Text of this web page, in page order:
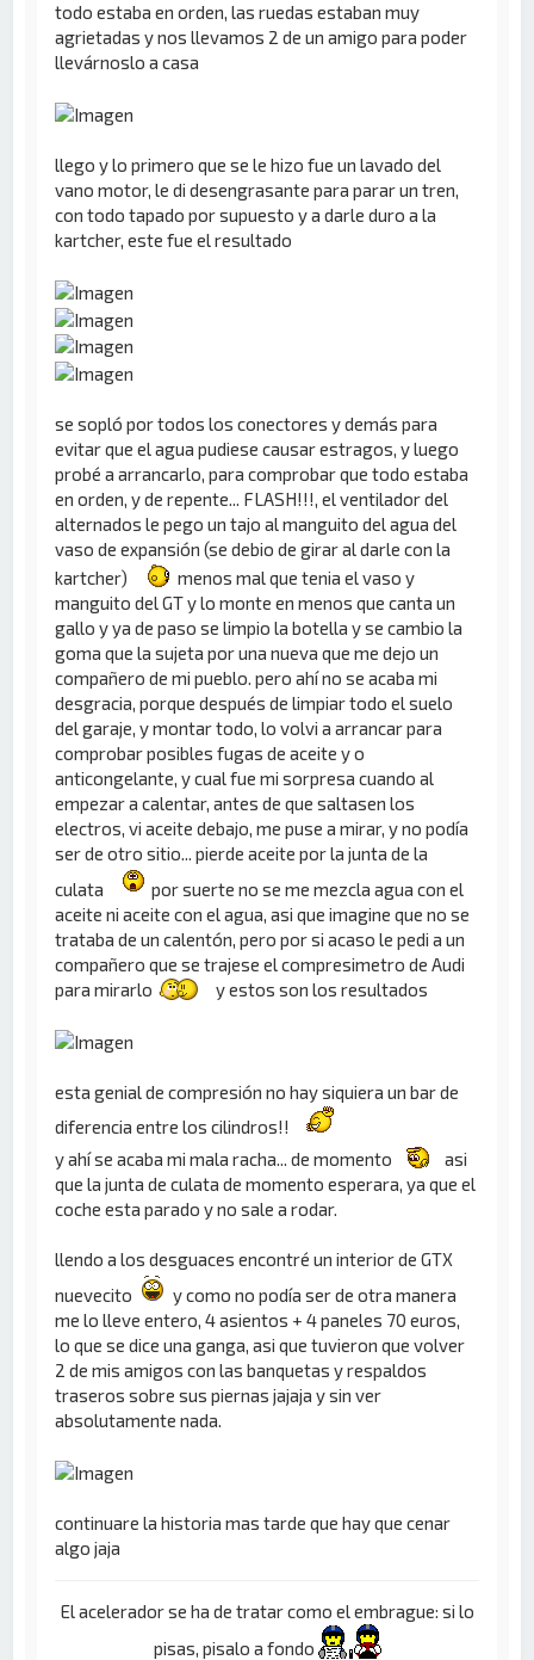
todo estaba en orden, las ruedas estaban muy
agrietadas y nos llevamos 2 de un amigo para poder
llevárnoslo a casa
llego y lo primero que se le hizo fue un lavado del
vano motor, le di desengrasante para parar un tren,
con todo tapado por supuesto y a darle duro a la
kartcher, este fue el resultado
se sopló por todos los conectores y demás para
evitar que el agua pudiese causar estragos, y luego
probé a arrancarlo, para comprobar que todo estaba
en orden, y de repente... FLASH!!!, el ventilador del
alternados le pego un tajo al manguito del agua del
vaso de expansión (se debio de girar al darle con la
kartcher)
menos mal que tenia el vaso y
manguito del GT y lo monte en menos que canta un
gallo y ya de paso se limpio la botella y se cambio la
goma que la sujeta por una nueva que me dejo un
compañero de mi pueblo. pero ahí no se acaba mi
desgracia, porque después de limpiar todo el suelo
del garaje, y montar todo, lo volvi a arrancar para
comprobar posibles fugas de aceite y o
anticongelante, y cual fue mi sorpresa cuando al
empezar a calentar, antes de que saltasen los
electros, vi aceite debajo, me puse a mirar, y no podía
ser de otro sitio... pierde aceite por la junta de la
culata
por suerte no se me mezcla agua con el
aceite ni aceite con el agua, asi que imagine que no se
trataba de un calentón, pero por si acaso le pedi a un
compañero que se trajese el compresimetro de Audi
para mirarlo
y estos son los resultados
esta genial de compresión no hay siquiera un bar de
diferencia entre los cilindros!!
y ahí se acaba mi mala racha... de momento
asi
que la junta de culata de momento esperara, ya que el
coche esta parado y no sale a rodar.
llendo a los desguaces encontré un interior de GTX
nuevecito
y como no podía ser de otra manera
me lo lleve entero, 4 asientos + 4 paneles 70 euros,
lo que se dice una ganga, asi que tuvieron que volver
2 de mis amigos con las banquetas y respaldos
traseros sobre sus piernas jajaja y sin ver
absolutamente nada.
continuare la historia mas tarde que hay que cenar
algo jaja
El acelerador se ha de tratar como el embrague: si lo
pisas, pisalo a fondo